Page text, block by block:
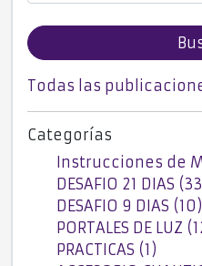
Todas las
Categorías
Instrucciones de
DESAFIO 21 DIAS
DESAFIO 9 DIAS (10)
PORTALES DE LUZ
PRACTICAS (1)